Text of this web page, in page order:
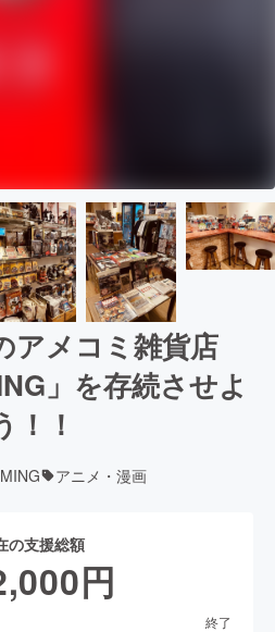
アメコミ雑貨店
」を存続させよ
！！
アニメ・漫画
の支援総額
円
終了